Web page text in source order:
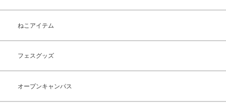
ねこアイテム
フェスグッズ
オープンキャンパス